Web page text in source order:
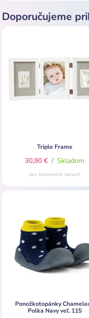
Doporučujeme
Triple Frame
30,90 € / Skladom
bez barevných variant
Ponožkotopánky
Polka Navy veľ. 115